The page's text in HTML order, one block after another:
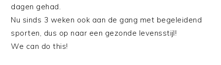
dagen gehad.
Nu sinds 3 weken ook aan de gang met begeleidend
sporten, dus op naar een gezonde levensstijl!
We can do this!